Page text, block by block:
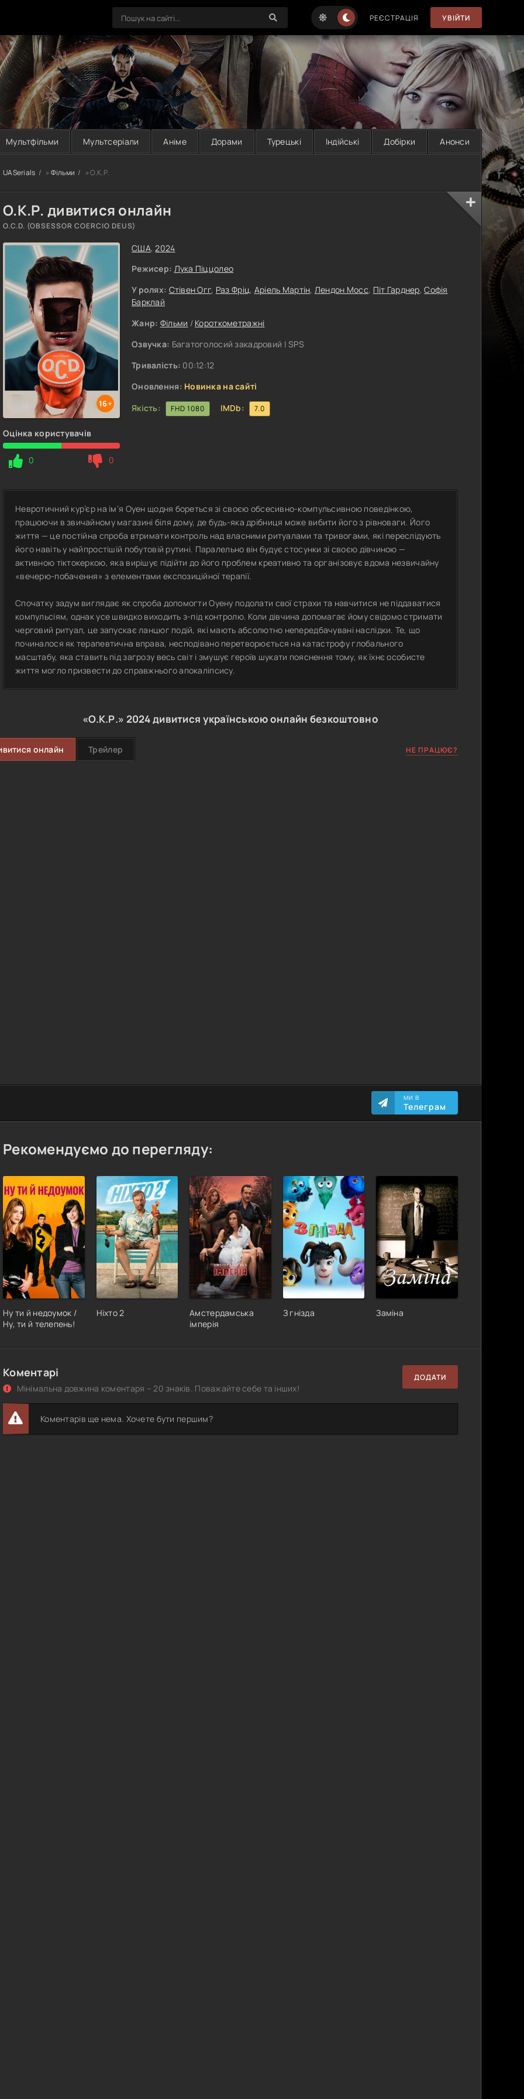
РЕЄСТРАЦІЯ УВІЙТИ
Мультфільми Мультсеріали Аніме Дорами Турецькі Індійські Добірки Анонси
UASerials » Фільми » О.К.Р.
О.К.Р. дивитися онлайн
O.C.D. (OBSESSOR COERCIO DEUS)
16+
Оцінка користувачів
0 0
США,2024
Режисер: Лука Піццолео
У ролях: Стівен Огг, Раз Фріц, Аріель Мартін, Лендон Мосс, Піт Гарднер,Софія
Барклай
Жанр: Фільми / Короткометражні
Озвучка: Багатоголосий закадровий | SPS
Тривалість: 00:12:12
Оновлення: Новинка на сайті
Якість:
FHD 1080 IMDb: 7.0
Невротичний кур’єр на ім’я Оуен щодня бореться зі своєю обсесивно-компульсивною поведінкою,
працюючи в звичайному магазині біля дому, де будь-яка дрібниця може вибити його з рівноваги. Його
життя — це постійна спроба втримати контроль над власними ритуалами та тривогами, які переслідують
його навіть у найпростішій побутовій рутині. Паралельно він будує стосунки зі своєю дівчиною —
активною тіктокеркою, яка вирішує підійти до його проблем креативно та організовує вдома незвичайну
«вечерю-побачення» з елементами експозиційної терапії.
Спочатку задум виглядає як спроба допомогти Оуену подолати свої страхи та навчитися не піддаватися
компульсіям, однак усе швидко виходить з-під контролю. Коли дівчина допомагає йому свідомо стримати
черговий ритуал, це запускає ланцюг подій, які мають абсолютно непередбачувані наслідки. Те, що
починалося як терапевтична вправа, несподівано перетворюється на катастрофу глобального
масштабу, яка ставить під загрозу весь світ і змушує героїв шукати пояснення тому, як їхнє особисте
життя могло призвести до справжнього апокаліпсису.
«О.К.Р.» 2024дивитися українською онлайн безкоштовно
онлайн Трейлер НЕ ПРАЦЮЄ?
МИ В
Телеграм
Рекомендуємо до перегляду:
Ну ти й недоумок /
Ну, ти й телепень!
Ніхто 2
Амстердамська
імперія
З гнізда Заміна
Коментарі
Мінімальна довжина коментаря – 20 знаків. Поважайте себе та інших!
ДОДАТИ
Коментарів ще нема. Хочете бути першим?